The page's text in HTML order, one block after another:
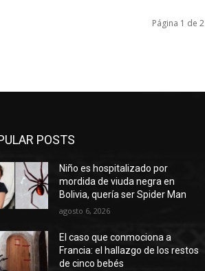
Página 1 de 2
POSTS
Niño es hospitalizado por
mordida de viuda negra en
Bolivia, quería ser Spider Man
agosto 6, 2026
El caso que conmociona a
Francia: el hallazgo de los restos
de cinco bebés